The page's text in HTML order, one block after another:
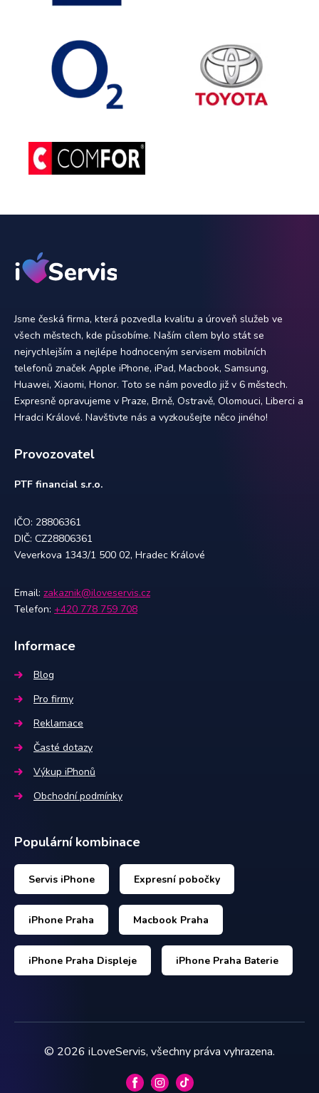
Jsme česká firma, která pozvedla kvalitu a úroveň služeb ve
všech městech, kde působíme. Naším cílem bylo stát se
nejrychlejším a nejlépe hodnoceným servisem mobilních
telefonů značek Apple iPhone, iPad, Macbook, Samsung,
Huawei, Xiaomi, Honor. Toto se nám povedlo již v 6 městech.
Expresně opravujeme v Praze, Brně, Ostravě, Olomouci, Liberci a
Hradci Králové. Navštivte nás a vyzkoušejte něco jiného!
Provozovatel
PTF financial s.r.o.
IČO: 28806361
DIČ: CZ28806361
Veverkova 1343/1 500 02, Hradec Králové
Email: zakaznik@iloveservis.cz
Telefon: +420 778 759 708
Informace
Blog
Pro firmy
Reklamace
Časté dotazy
Výkup iPhonů
Obchodní podmínky
Populární kombinace
Servis iPhone Expresní pobočky
iPhone Praha Macbook Praha
iPhone Praha Displeje iPhone Praha Baterie
© 2026 iLoveServis, všechny práva vyhrazena.